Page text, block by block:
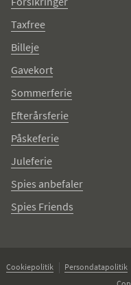
Taxfree
Billeje
Gavekort
Sommerferie
Efterårsferie
Påskeferie
Juleferie
Spies anbefaler
Spies Friends
Cookiepolitik Persondatapolitik